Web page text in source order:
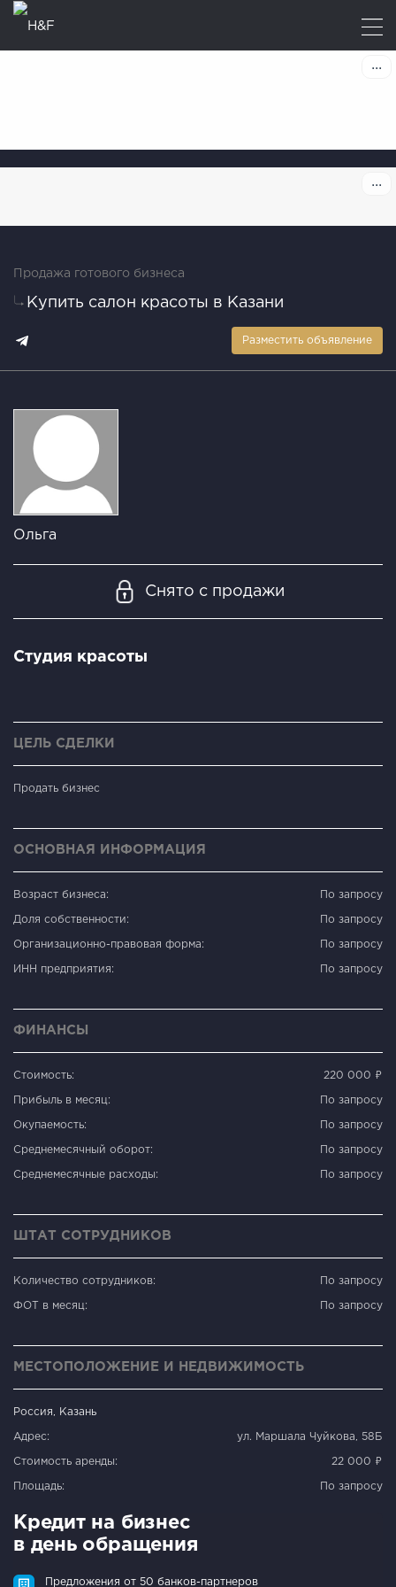
Продажа готового бизнеса
Купить салон красоты в Казани
Разместить объявление
Ольга
Снято с продажи
Студия красоты
ЦЕЛЬ СДЕЛКИ
Продать бизнес
ОСНОВНАЯ ИНФОРМАЦИЯ
Возраст бизнеса: По запросу
Доля собственности: По запросу
Организационно-правовая форма: По запросу
ИНН предприятия: По запросу
ФИНАНСЫ
Стоимость: 220 000 ₽
Прибыль в месяц: По запросу
Окупаемость: По запросу
Среднемесячный оборот: По запросу
Среднемесячные расходы: По запросу
ШТАТ СОТРУДНИКОВ
Количество сотрудников: По запросу
ФОТ в месяц: По запросу
МЕСТОПОЛОЖЕНИЕ И НЕДВИЖИМОСТЬ
Россия, Казань
Адрес: ул. Маршала Чуйкова, 58Б
Стоимость аренды: 22 000 ₽
Площадь: По запросу
Кредит на бизнес
в день обращения
Предложения от 50 банков-партнеров